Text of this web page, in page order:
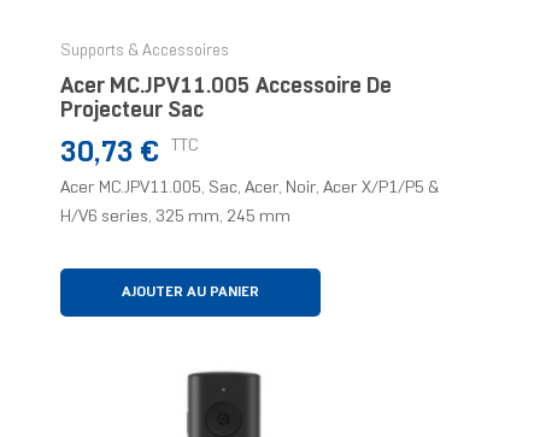
Supports & Accessoires
Acer MC.JPV11.005 Accessoire De
Projecteur Sac
Prix
30,73 € TTC
Acer MC.JPV11.005, Sac, Acer, Noir, Acer X/P1/P5 &
H/V6 series, 325 mm, 245 mm
AJOUTER AU PANIER